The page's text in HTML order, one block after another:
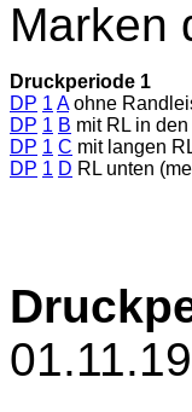
Marken
Druckperiode 1
DP 1 Aohne
DP 1 B mit RL in
DP 1 C mit langen
DP 1 D RL unten